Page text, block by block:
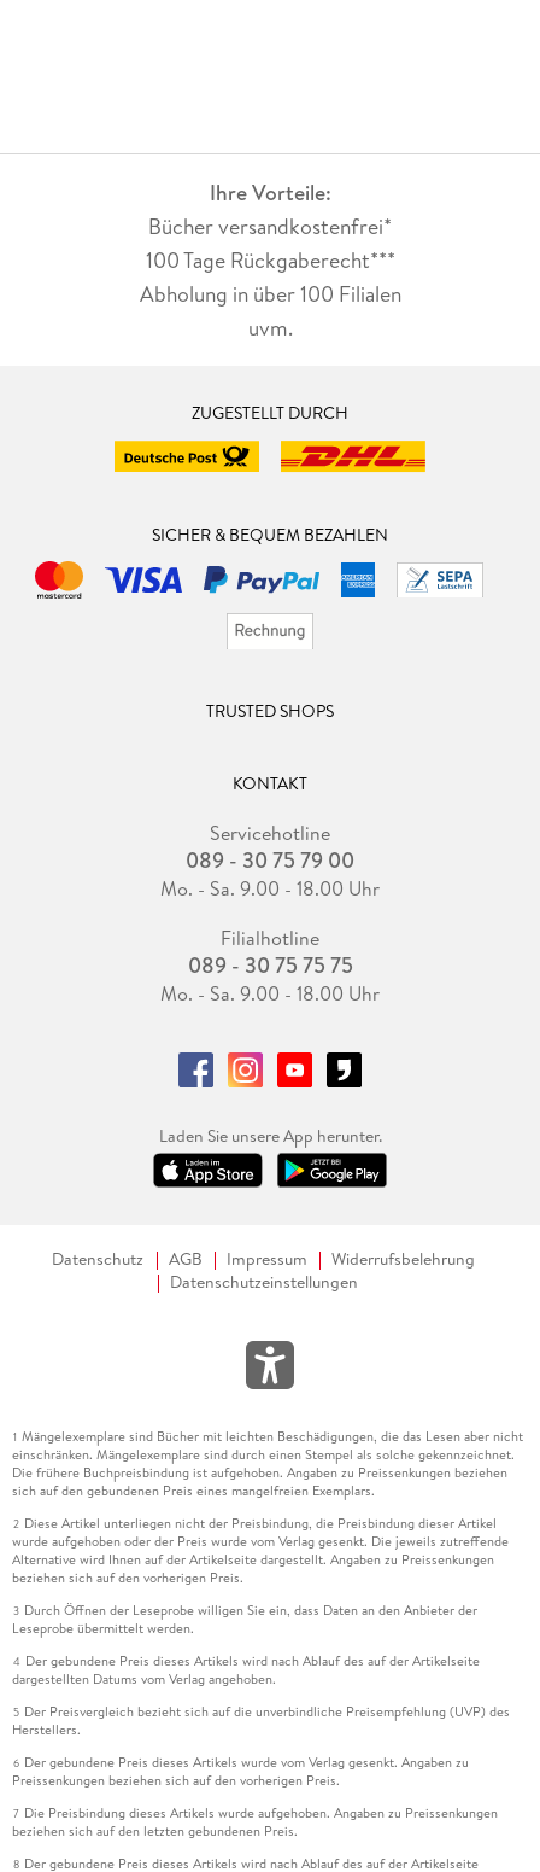
Ihre Vorteile:
Bücher versandkostenfrei*
100 Tage Rückgaberecht***
Abholung in über 100 Filialen
uvm.
ZUGESTELLT DURCH
SICHER & BEQUEM BEZAHLEN
TRUSTED SHOPS
KONTAKT
Servicehotline
089 - 30 75 79 00
Mo. - Sa. 9.00 - 18.00 Uhr
Filialhotline
089 - 30 75 75 75
Mo. - Sa. 9.00 - 18.00 Uhr
Laden Sie unsere App herunter.
Datenschutz AGB Impressum
Widerrufsbelehrung
Datenschutzeinstellungen
1 Mängelexemplare sind Bücher mit leichten Beschädigungen, die das Lesen aber nicht
einschränken. Mängelexemplare sind durch einen Stempel als solche gekennzeichnet.
Die frühere Buchpreisbindung ist aufgehoben. Angaben zu Preissenkungen beziehen
sich auf den gebundenen Preis eines mangelfreien Exemplars.
2 Diese Artikel unterliegen nicht der Preisbindung, die Preisbindung dieser Artikel
wurde aufgehoben oder der Preis wurde vom Verlag gesenkt. Die jeweils zutreffende
Alternative wird Ihnen auf der Artikelseite dargestellt. Angaben zu Preissenkungen
beziehen sich auf den vorherigen Preis.
3 Durch Öffnen der Leseprobe willigen Sie ein, dass Daten an den Anbieter der
Leseprobe übermittelt werden.
4 Der gebundene Preis dieses Artikels wird nach Ablauf des auf der Artikelseite
dargestellten Datums vom Verlag angehoben.
5 Der Preisvergleich bezieht sich auf die unverbindliche Preisempfehlung (UVP) des
Herstellers.
6 Der gebundene Preis dieses Artikels wurde vom Verlag gesenkt. Angaben zu
Preissenkungen beziehen sich auf den vorherigen Preis.
7 Die Preisbindung dieses Artikels wurde aufgehoben. Angaben zu Preissenkungen
beziehen sich auf den letzten gebundenen Preis.
8 Der gebundene Preis dieses Artikels wird nach Ablauf des auf der Artikelseite